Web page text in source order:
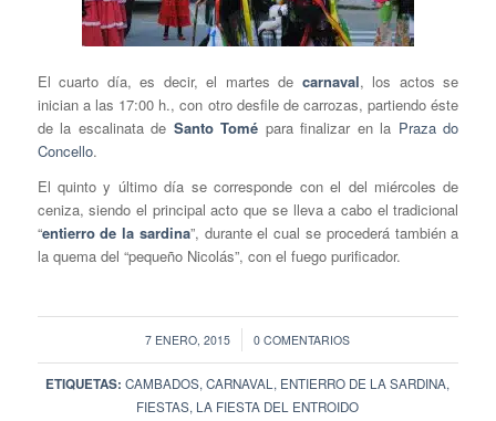
El cuarto día, es decir, el martes de carnaval, los actos se
inician a las 17:00 h., con otro desfile de carrozas, partiendo éste
de la escalinata de Santo Tomé para finalizar en la Praza do
Concello.
El quinto y último día se corresponde con el del miércoles de
ceniza, siendo el principal acto que se lleva a cabo el tradicional
“entierro de la sardina”, durante el cual se procederá también a
la quema del “pequeño Nicolás”, con el fuego purificador.
7 ENERO, 2015
/ 0 COMENTARIOS
ETIQUETAS: CAMBADOS,CARNAVAL , ENTIERRO DE LA SARDINA,
FIESTAS, LA FIESTA DEL ENTROIDO